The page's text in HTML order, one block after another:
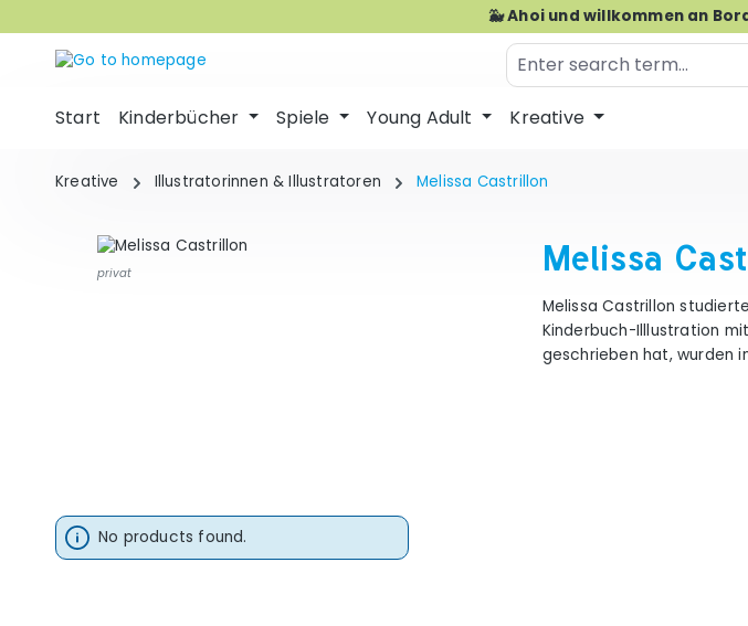
🐳 Ahoi und willkommen an
Start Kinderbücher Spiele Young Adult Kreative
Kreative Illustratorinnen & Illustratoren Melissa Castrillon
privat Melissa
Melissa Castrillon
Kinderbuch-Illlustration
geschrieben hat, wurden
No products found.